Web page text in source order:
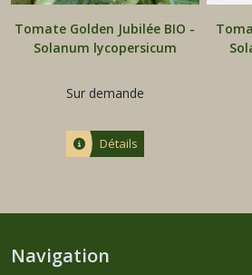
Tomate Golden Jubilée BIO -
Solanum lycopersicum
Sur demande
Détails
Navigation